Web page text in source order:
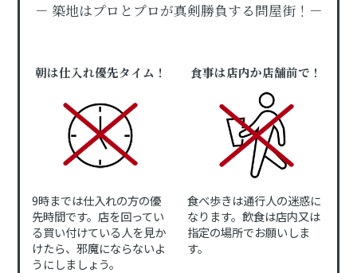
－ 築地はプロとプロが真剣勝負する問屋街！－
朝は仕入れ優先タイム！
9時までは仕入れの方の優
先時間です。店を回ってい
る買い付けている人を見か
けたら、邪魔にならないよ
うにしましょう。
食事は店内か店舗前で！
食べ歩きは通行人の迷惑に
なります。飲食は店内又は
指定の場所でお願いしま
す。